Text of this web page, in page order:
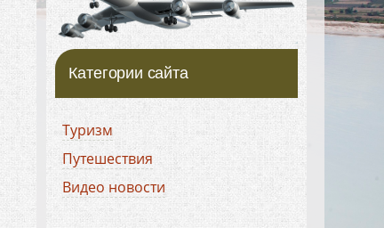
Категории сайта
Туризм
Путешествия
Видео новости